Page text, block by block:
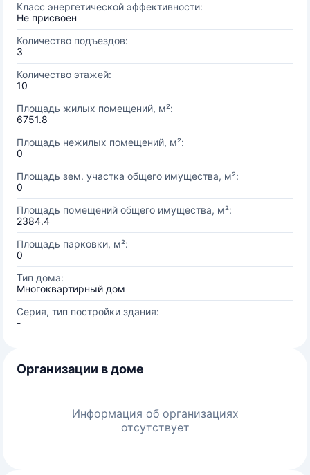
Класс энергетической эффективности:
Не присвоен
Количество подъездов:
3
Количество этажей:
10
Площадь жилых помещений, м²:
6751.8
Площадь нежилых помещений, м²:
0
Площадь зем. участка общего имущества, м²:
0
Площадь помещений общего имущества, м²:
2384.4
Площадь парковки, м²:
0
Тип дома:
Многоквартирный дом
Серия, тип постройки здания:
-
Организации в доме
Информация об организациях
отсутствует